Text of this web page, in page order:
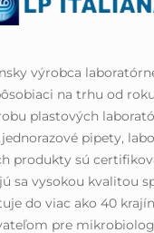
výrobca
na trhu od
plastových
pipety,
produkty sú
sa vysokou kvalitou
do viac ako 40
pre